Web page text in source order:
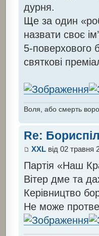
дурня.
Ще за один
назвати своє
5-поверхового
святкові
Воля, або смерть
Re:
XXLвід 02 травня
Партія «Наш
Вітер дме та
Керівництво
Не може